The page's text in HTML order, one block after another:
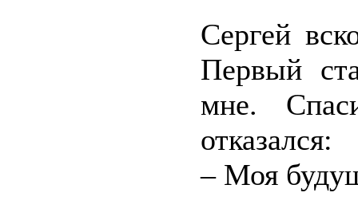
Сергей
Первый
мне.
отказался:
– Моя